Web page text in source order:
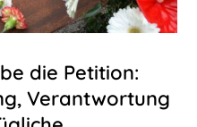
die Petition:
Verantwortung